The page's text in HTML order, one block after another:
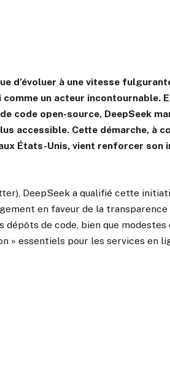
d’évoluer à une vitesse
comme un acteur incontournable.
code open-source, DeepSeek
accessible. Cette démarche, à
États-Unis, vient renforcer son
DeepSeek a qualifié cette
en faveur de la transparence
dépôts de code, bien que modestes
» essentiels pour les services en